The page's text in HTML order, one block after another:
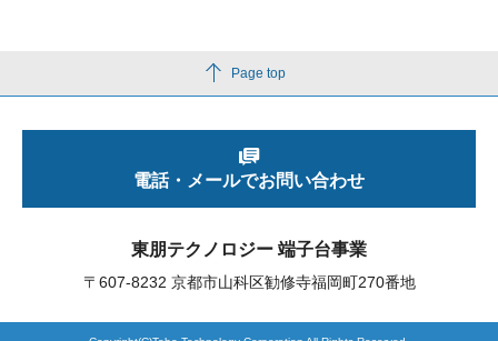
Page top
東朋テクノロジー 端子台事業
〒607-8232 京都市山科区勧修寺福岡町270番地
電話・メールでお問い合わせ